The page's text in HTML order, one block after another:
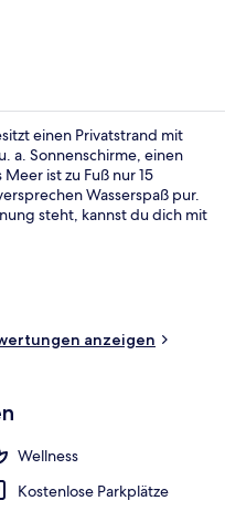
einen Privatstrand mit
a. Sonnenschirme, einen
ist zu Fuß nur 15
Wasserspaß pur.
steht, kannst du dich mit
Miramar Restaurant, eins
und Abendessen
Hotel im luxuriösen
und eine Poolbar.
anzeigen
Wellness
Kostenlose Parkplätze